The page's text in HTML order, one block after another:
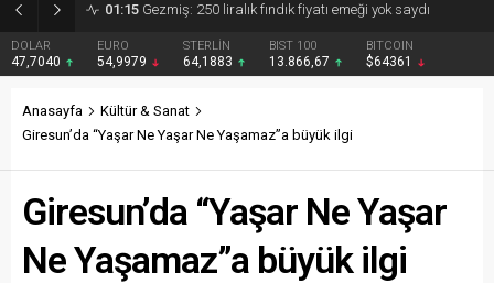
01:15 Gezmiş: 250 liralık fındık fiyatı emeği yok saydı
DOLAR
47,7040
EURO
54,9979
STERLİN
64,1883
BIST 100
13.866,67
BITCOIN
$64361
Anasayfa
Kültür & Sanat
Giresun’da “Yaşar Ne Yaşar Ne Yaşamaz”a büyük ilgi
Giresun’da “Yaşar Ne Yaşar
Ne Yaşamaz”a büyük ilgi